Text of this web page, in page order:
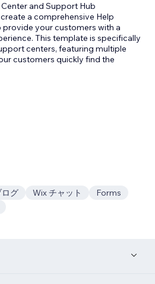
and Support Hub
a comprehensive Help
your customers with a
This template is specifically
centers, featuring multiple
customers quickly find the
ログ Wix チャット
Forms